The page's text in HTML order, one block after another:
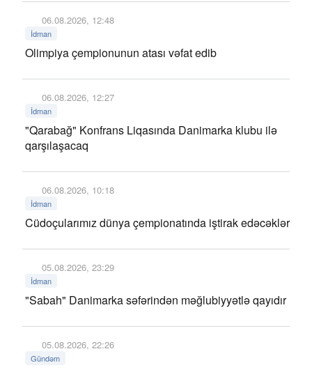
06.08.2026, 12:48
İdman
Olimpiya çempionunun atası vəfat edib
06.08.2026, 12:27
İdman
"Qarabağ" Konfrans Liqasında Danimarka klubu ilə
qarşılaşacaq
06.08.2026, 10:18
İdman
Cüdoçularımız dünya çempionatında iştirak edəcəklər
05.08.2026, 23:29
İdman
"Sabah" Danimarka səfərindən məğlubiyyətlə qayıdır
05.08.2026, 22:26
Gündəm